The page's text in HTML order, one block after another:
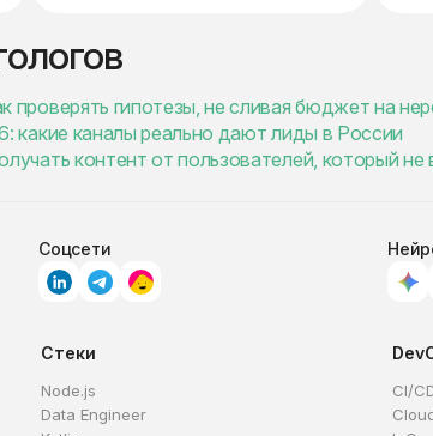
проверять гипотезы, не сливая бюджет на
какие каналы реально дают лиды в России
контент от пользователей, который
Соцсети
Стеки
Node.js
Data Engineer
CI/